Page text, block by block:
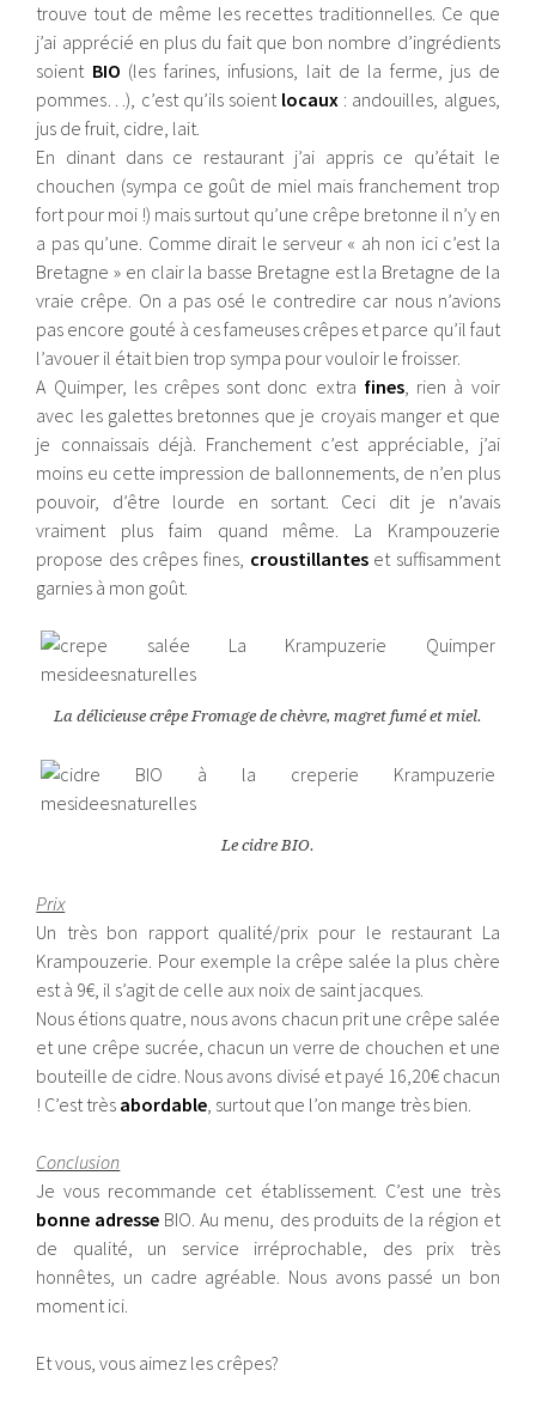
trouve tout de même les recettes traditionnelles. Ce que
j’ai apprécié en plus du fait que bon nombre d’ingrédients
soient BIO (les farines, infusions, lait de la ferme, jus de
pommes…), c’est qu’ils soient locaux : andouilles, algues,
jus de fruit, cidre, lait.
En dinant dans ce restaurant j’ai appris ce qu’était le
chouchen (sympa ce goût de miel mais franchement trop
fort pour moi !) mais surtout qu’une crêpe bretonne il n’y en
a pas qu’une. Comme dirait le serveur « ah non ici c’est la
Bretagne » en clair la basse Bretagne est la Bretagne de la
vraie crêpe. On a pas osé le contredire car nous n’avions
pas encore gouté à ces fameuses crêpes et parce qu’il faut
l’avouer il était bien trop sympa pour vouloir le froisser.
A Quimper, les crêpes sont donc extra fines, rien à voir
avec les galettes bretonnes que je croyais manger et que
je connaissais déjà. Franchement c’est appréciable, j’ai
moins eu cette impression de ballonnements, de n’en plus
pouvoir, d’être lourde en sortant. Ceci dit je n’avais
vraiment plus faim quand même. La Krampouzerie
propose des crêpes fines, croustillanteset suffisamment
garnies à mon goût.
La délicieuse crêpe Fromage de chèvre, magret fumé et miel.
Le cidre BIO.
Prix
Un très bon rapport qualité/prix pour le restaurant La
Krampouzerie. Pour exemple la crêpe salée la plus chère
est à 9€, il s’agit de celle aux noix de saint jacques.
Nous étions quatre, nous avons chacun prit une crêpe salée
et une crêpe sucrée, chacun un verre de chouchen et une
bouteille de cidre. Nous avons divisé et payé 16,20€ chacun
! C’est très abordable, surtout que l’on mange très bien.
Conclusion
Je vous recommande cet établissement. C’est une très
bonne adresse BIO. Au menu, des produits de la région et
de qualité, un service irréprochable, des prix très
honnêtes, un cadre agréable. Nous avons passé un bon
moment ici.
Et vous, vous aimez les crêpes?